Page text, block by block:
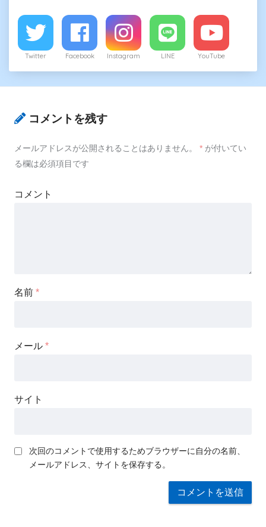
Twitter Facebook Instagram LINE YouTube
コメントを残す
メールアドレスが公開されることはありません。 * が付いてい
る欄は必須項目です
コメント
名前 *
メール *
サイト
次回のコメントで使用するためブラウザーに自分の名前、
メールアドレス、サイトを保存する。